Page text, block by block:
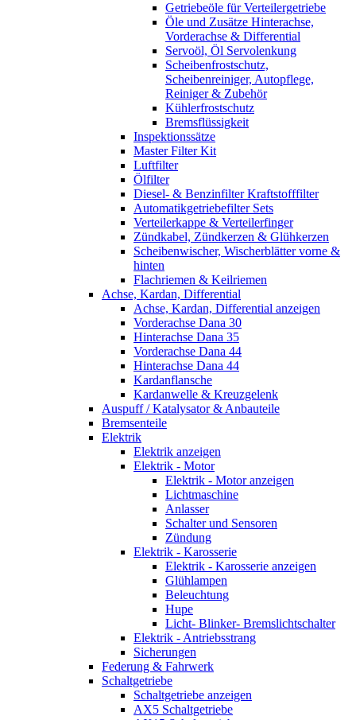
Getriebeöle für Verteilergetriebe
Öle und Zusätze Hinterachse,
Vorderachse & Differential
Servoöl, Öl Servolenkung
Scheibenfrostschutz,
Scheibenreiniger, Autopflege,
Reiniger & Zubehör
Kühlerfrostschutz
Bremsflüssigkeit
Inspektionssätze
Master Filter Kit
Luftfilter
Ölfilter
Diesel- & Benzinfilter Kraftstofffilter
Automatikgetriebefilter Sets
Verteilerkappe & Verteilerfinger
Zündkabel, Zündkerzen & Glühkerzen
Scheibenwischer, Wischerblätter vorne &
hinten
Flachriemen & Keilriemen
Achse, Kardan, Differential
Achse, Kardan, Differential anzeigen
Vorderachse Dana 30
Hinterachse Dana 35
Vorderachse Dana 44
Hinterachse Dana 44
Kardanflansche
Kardanwelle & Kreuzgelenk
Auspuff / Katalysator & Anbauteile
Bremsenteile
Elektrik
Elektrik anzeigen
Elektrik - Motor
Elektrik - Motor anzeigen
Lichtmaschine
Anlasser
Schalter und Sensoren
Zündung
Elektrik - Karosserie
Elektrik - Karosserie anzeigen
Glühlampen
Beleuchtung
Hupe
Licht- Blinker- Bremslichtschalter
Elektrik - Antriebsstrang
Sicherungen
Federung & Fahrwerk
Schaltgetriebe
Schaltgetriebe anzeigen
AX5 Schaltgetriebe